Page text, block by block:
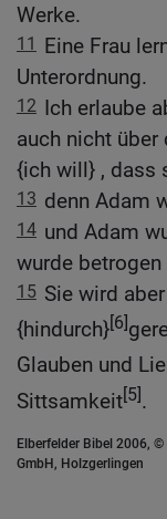
Werke.
11 Eine Frau
Unterordnung.
12 Ich erlaube
auch nicht über
{ich will} , dass
13 denn Adam
14 und Adam
wurde
15 Sie wird
{hindurch}[6]
Glauben und
Sittsamkeit[5].
Elberfelder Bibel 2006,
GmbH, Holzgerlingen